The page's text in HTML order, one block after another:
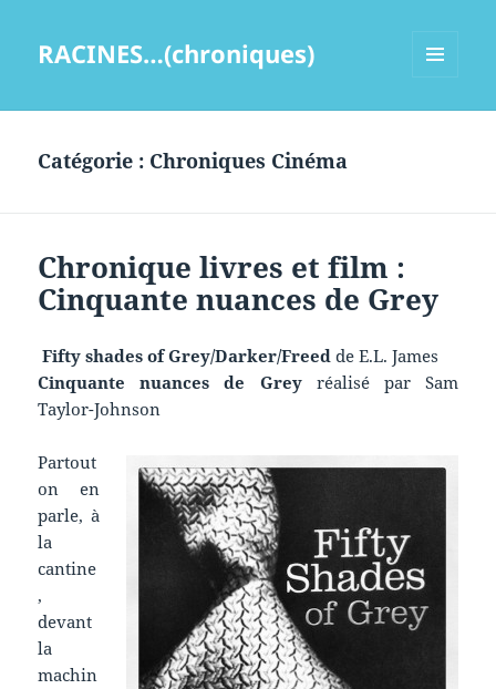
RACINES…(chroniques)
Catégorie : Chroniques Cinéma
Chronique livres et film :
Cinquante nuances de Grey
Fifty shades of Grey/Darker/Freed de E.L. James
Cinquante nuances de Greyréalisé par Sam
Taylor-Johnson
Partout
on en
parle, à
la
cantine
,
devant
la
machin